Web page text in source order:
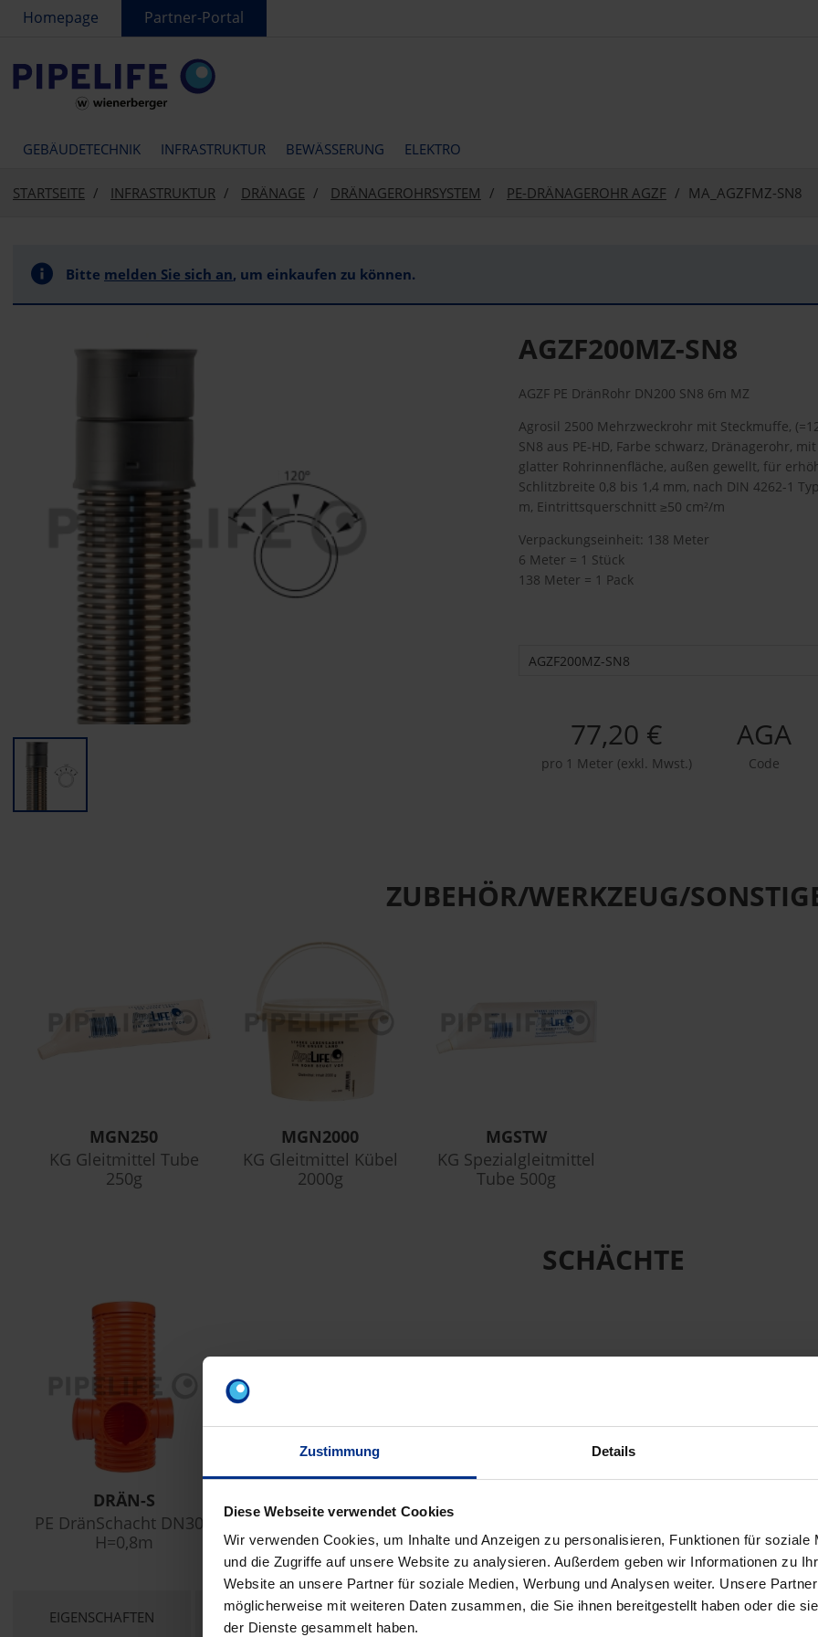
Zustimmung Details
Diese Webseite verwendet Cookies
Wir verwenden Cookies, um Inhalte und Anzeigen zu personalisieren, Funktionen für soziale
und die Zugriffe auf unsere Website zu analysieren. Außerdem geben wir Informationen zu
Website an unsere Partner für soziale Medien, Werbung und Analysen weiter. Unsere
möglicherweise mit weiteren Daten zusammen, die Sie ihnen bereitgestellt haben oder die
der Dienste gesammelt haben.
text.skipToContent
text.skipToNavigation
Homepage Partner-Portal
GEBÄUDETECHNIK INFRASTRUKTUR BEWÄSSERUNG ELEKTRO
STARTSEITE INFRASTRUKTUR DRÄNAGE DRÄNAGEROHRSYSTEM PE-DRÄNAGEROHR AGZF MA_AGZFMZ-SN8
Bitte melden Sie sich an, um einkaufen zu können.
AGZF200MZ-SN8
AGZF PE DränRohr DN200 SN8 6m MZ
Agrosil 2500 Mehrzweckrohr mit Steckmuffe,
SN8 aus PE-HD, Farbe schwarz, Dränagerohr,
glatter Rohrinnenfläche, außen gewellt, für
Schlitzbreite 0,8 bis 1,4 mm, nach DIN 4262-1
m, Eintrittsquerschnitt ≥50 cm²/m
Verpackungseinheit: 138 Meter
6 Meter = 1 Stück
138 Meter = 1 Pack
AGZF200MZ-SN8
77,20 €
pro 1 Meter (exkl. Mwst.)
AGA
Code
ZUBEHÖR/WERKZEUG/
MGN250
KG Gleitmittel Tube
250g
MGN2000
KG Gleitmittel Kübel
2000g
MGSTW
KG Spezialgleitmittel
Tube 500g
SCHÄCHTE
DRÄN-S
PE DränSchacht DN300
H=0,8m
CURRENT
EIGENSCHAFTEN TECHNISCHE UNTERLAGEN